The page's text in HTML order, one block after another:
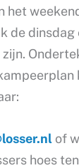
het
de dinsdag
of
hoes